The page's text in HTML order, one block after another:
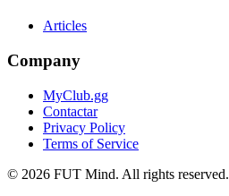
Articles
Company
MyClub.gg
Contactar
Privacy Policy
Terms of Service
© 2026 FUT Mind. All rights reserved.